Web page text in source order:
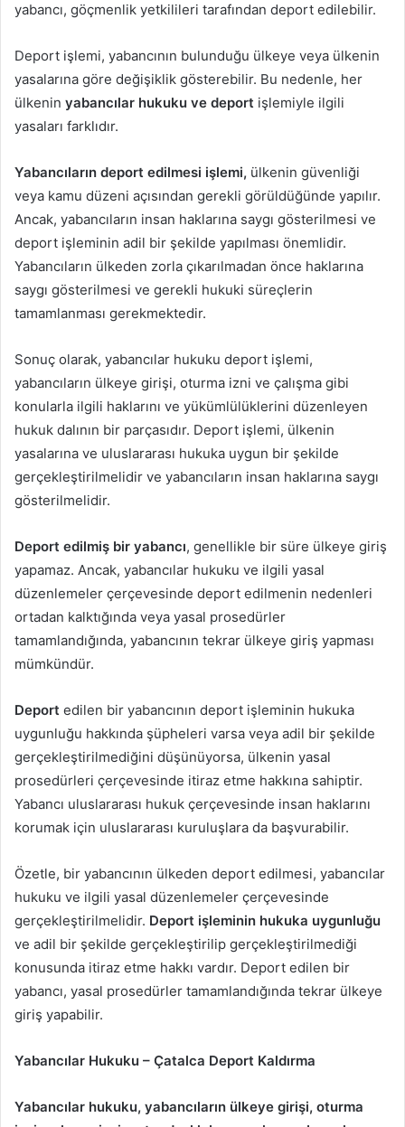
yabancı, göçmenlik yetkilileri tarafından deport edilebilir.
Deport işlemi, yabancının bulunduğu ülkeye veya ülkenin
yasalarına göre değişiklik gösterebilir. Bu nedenle, her
ülkenin yabancılar hukuku ve deport işlemiyle ilgili
yasaları farklıdır.
Yabancıların deport edilmesi işlemi, ülkenin güvenliği
veya kamu düzeni açısından gerekli görüldüğünde yapılır.
Ancak, yabancıların insan haklarına saygı gösterilmesi ve
deport işleminin adil bir şekilde yapılması önemlidir.
Yabancıların ülkeden zorla çıkarılmadan önce haklarına
saygı gösterilmesi ve gerekli hukuki süreçlerin
tamamlanması gerekmektedir.
Sonuç olarak, yabancılar hukuku deport işlemi,
yabancıların ülkeye girişi, oturma izni ve çalışma gibi
konularla ilgili haklarını ve yükümlülüklerini düzenleyen
hukuk dalının bir parçasıdır. Deport işlemi, ülkenin
yasalarına ve uluslararası hukuka uygun bir şekilde
gerçekleştirilmelidir ve yabancıların insan haklarına saygı
gösterilmelidir.
Deport edilmiş bir yabancı, genellikle bir süre ülkeye giriş
yapamaz. Ancak, yabancılar hukuku ve ilgili yasal
düzenlemeler çerçevesinde deport edilmenin nedenleri
ortadan kalktığında veya yasal prosedürler
tamamlandığında, yabancının tekrar ülkeye giriş yapması
mümkündür.
Deport edilen bir yabancının deport işleminin hukuka
uygunluğu hakkında şüpheleri varsa veya adil bir şekilde
gerçekleştirilmediğini düşünüyorsa, ülkenin yasal
prosedürleri çerçevesinde itiraz etme hakkına sahiptir.
Yabancı uluslararası hukuk çerçevesinde insan haklarını
korumak için uluslararası kuruluşlara da başvurabilir.
Özetle, bir yabancının ülkeden deport edilmesi, yabancılar
hukuku ve ilgili yasal düzenlemeler çerçevesinde
gerçekleştirilmelidir. Deport işleminin hukuka uygunluğu
ve adil bir şekilde gerçekleştirilip gerçekleştirilmediği
konusunda itiraz etme hakkı vardır. Deport edilen bir
yabancı, yasal prosedürler tamamlandığında tekrar ülkeye
giriş yapabilir.
Yabancılar Hukuku – Çatalca Deport Kaldırma
Yabancılar hukuku, yabancıların ülkeye girişi, oturma